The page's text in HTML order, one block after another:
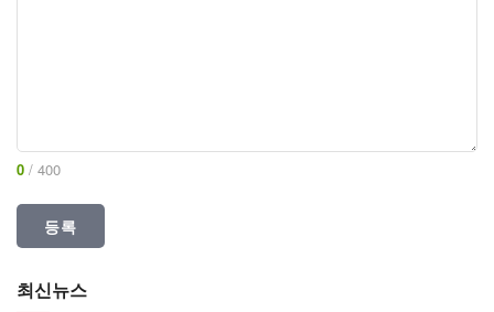
0 / 400
최신뉴스